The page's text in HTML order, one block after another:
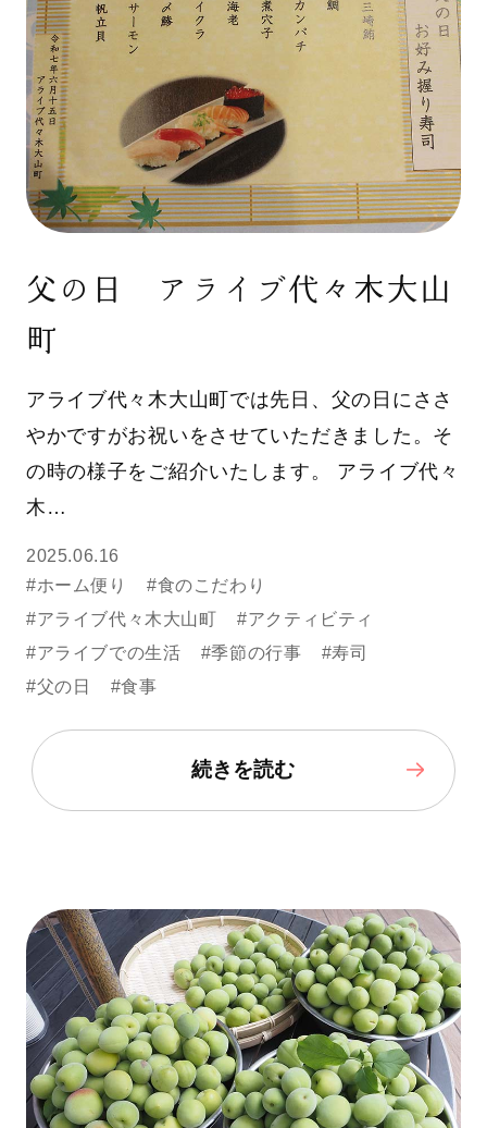
父の日 アライブ代々木大山
町
アライブ代々木大山町では先日、父の日にささ
やかですがお祝いをさせていただきました。そ
の時の様子をご紹介いたします。 アライブ代々
木…
2025.06.16
#ホーム便り
#食のこだわり
#アライブ代々木大山町
#アクティビティ
#アライブでの生活
#季節の行事
#寿司
#父の日
#食事
続きを読む